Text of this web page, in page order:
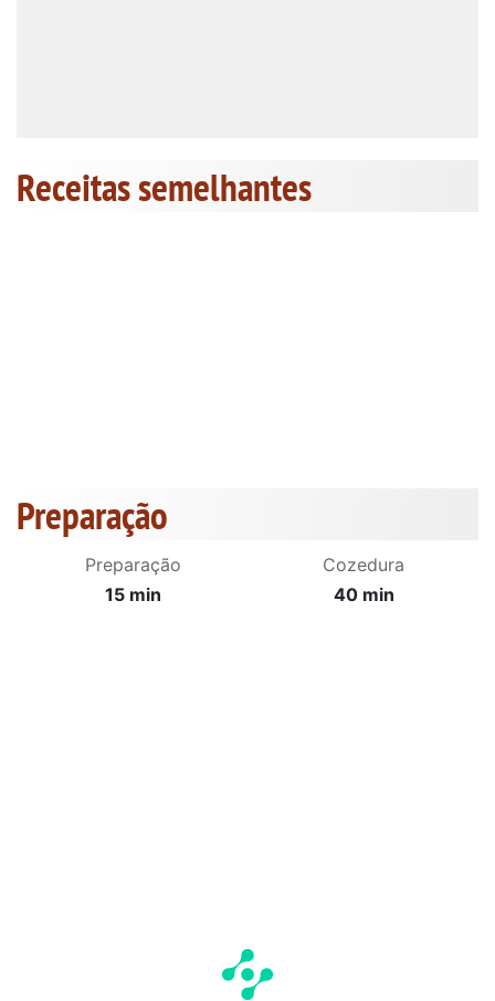
Receitas semelhantes
Preparação
Preparação
15 min
Cozedura
40 min